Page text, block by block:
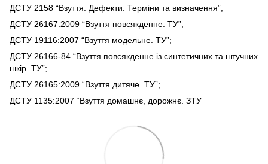
ДСТУ 2158 “Взуття. Дефекти. Терміни та визначення”;
ДСТУ 26167:2009 “Взуття повсякденне. ТУ”;
ДСТУ 19116:2007 “Взуття модельне. ТУ”;
ДСТУ 26166-84 “Взуття повсякденне із синтетичних та штучних
шкір. ТУ”;
ДСТУ 26165:2009 “Взуття дитяче. ТУ”;
ДСТУ 1135:2007 “Взуття домашнє, дорожнє. ЗТУ